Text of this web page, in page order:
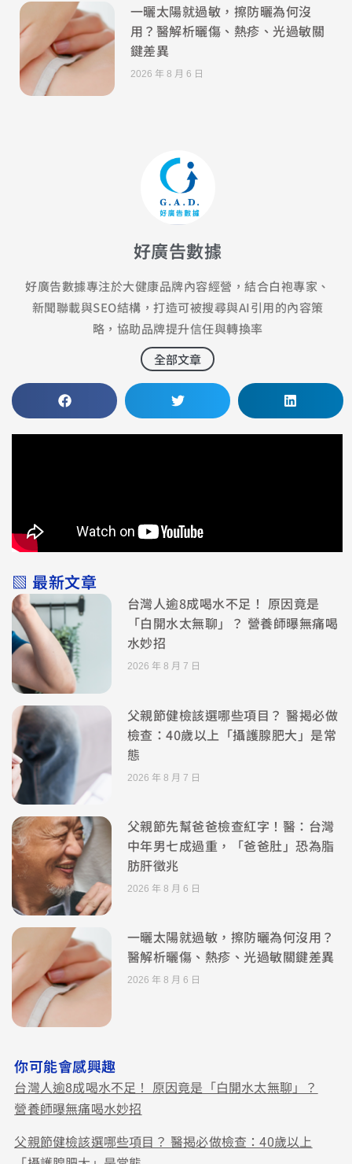
一曬太陽就過敏，擦防曬為何沒
用？醫解析曬傷、熱疹、光過敏關
鍵差異
2026 年 8 月 6 日
好廣告數據
好廣告數據專注於大健康品牌內容經營，結合白袍專家、
新聞聯載與SEO結構，打造可被搜尋與AI引用的內容策
略，協助品牌提升信任與轉換率
全部文章
▧ 最新文章
台灣人逾8成喝水不足！ 原因竟是
「白開水太無聊」？ 營養師曝無痛喝
水妙招
2026 年 8 月 7 日
父親節健檢該選哪些項目？ 醫揭必做
檢查：40歲以上「攝護腺肥大」是常
態
2026 年 8 月 7 日
父親節先幫爸爸檢查紅字！醫：台灣
中年男七成過重，「爸爸肚」恐為脂
肪肝徵兆
2026 年 8 月 6 日
一曬太陽就過敏，擦防曬為何沒用？
醫解析曬傷、熱疹、光過敏關鍵差異
2026 年 8 月 6 日
你可能會感興趣
台灣人逾8成喝水不足！ 原因竟是「白開水太無聊」？
營養師曝無痛喝水妙招
父親節健檢該選哪些項目？ 醫揭必做檢查：40歲以上